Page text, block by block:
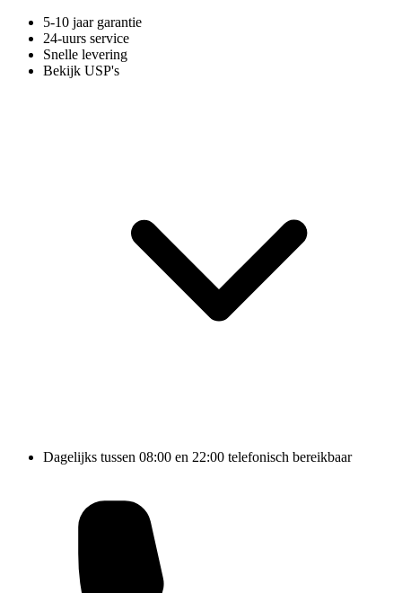
5-10 jaar garantie
24-uurs service
Snelle levering
Bekijk USP's
Dagelijks tussen 08:00 en 22:00 telefonisch bereikbaar